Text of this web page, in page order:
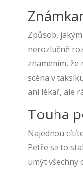
Způsob,
nerozlučně
znamením, že
scéna v
ani lékař, ale
Touha
Najednou
Petře se to
umýt všechny